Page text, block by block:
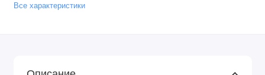
Все характеристики